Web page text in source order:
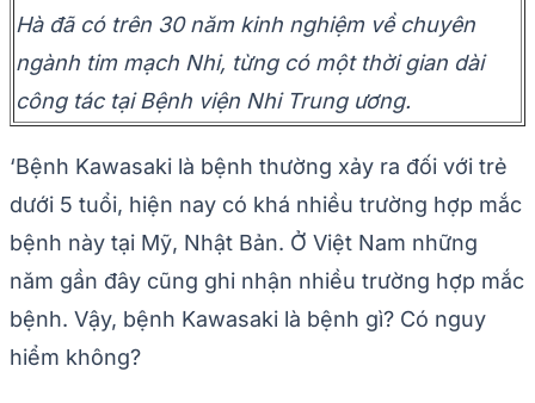
Hà đã có trên 30 năm kinh nghiệm về chuyên
ngành tim mạch Nhi, từng có một thời gian dài
công tác tại Bệnh viện Nhi Trung ương.
‘Bệnh Kawasaki là bệnh thường xảy ra đối với trẻ
dưới 5 tuổi, hiện nay có khá nhiều trường hợp mắc
bệnh này tại Mỹ, Nhật Bản. Ở Việt Nam những
năm gần đây cũng ghi nhận nhiều trường hợp mắc
bệnh. Vậy, bệnh Kawasaki là bệnh gì? Có nguy
hiểm không?